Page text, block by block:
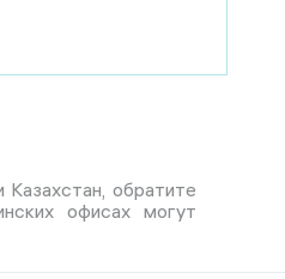
обратите
офисах могут